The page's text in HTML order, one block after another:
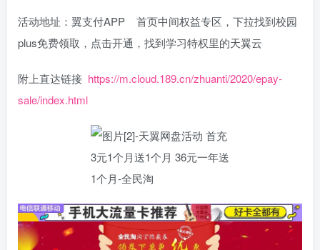
活动地址：翼支付APP 首页中间权益专区，下拉找到校园
plus免费领取，点击开通，找到学习特权里的天翼云
附上直达链接 https://m.cloud.189.cn/zhuanti/2020/epay-
sale/index.html